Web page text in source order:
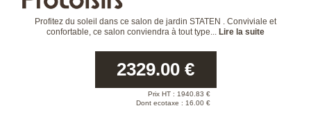
Profitez du soleil dans ce salon de jardin STATEN . Conviviale et
confortable, ce salon conviendra à tout type... Lire la suite
2329.00 €
Prix HT : 1940.83 €
Dont ecotaxe : 16.00 €